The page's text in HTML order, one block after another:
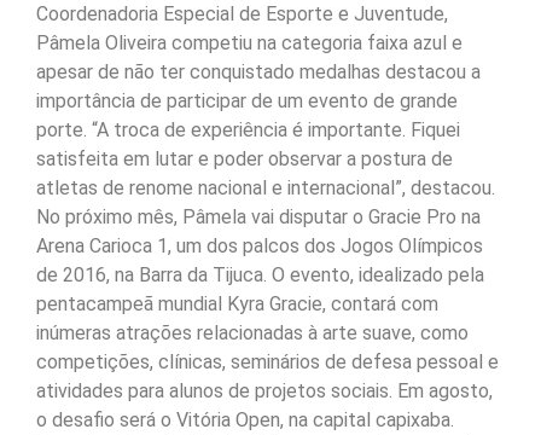
Coordenadoria Especial de Esporte e Juventude,
Pâmela Oliveira competiu na categoria faixa azul e
apesar de não ter conquistado medalhas destacou a
importância de participar de um evento de grande
porte. “A troca de experiência é importante. Fiquei
satisfeita em lutar e poder observar a postura de
atletas de renome nacional e internacional”, destacou.
No próximo mês, Pâmela vai disputar o Gracie Pro na
Arena Carioca 1, um dos palcos dos Jogos Olímpicos
de 2016, na Barra da Tijuca. O evento, idealizado pela
pentacampeã mundial Kyra Gracie, contará com
inúmeras atrações relacionadas à arte suave, como
competições, clínicas, seminários de defesa pessoal e
atividades para alunos de projetos sociais. Em agosto,
o desafio será o Vitória Open, na capital capixaba.